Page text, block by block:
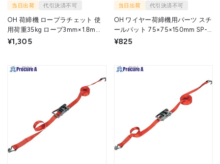
当日出荷 代引決済不可
OH 荷締機 ロープラチェット 使
用荷重35kg ロープ3mm×1.8m
¥1,305
当日出荷 代引決済不可
OH ワイヤー荷締機用パーツ スチ
ールパット 75×75×150mm SP-
15 1個 ▼808-0842
¥825